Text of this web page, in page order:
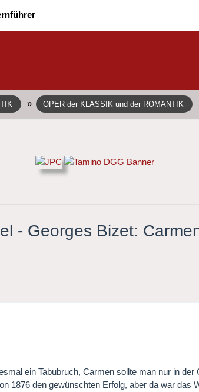
» OPER der KLASSIK und der ROMANTIK
- Georges Bizet:
ein Tabubruch, Carmen sollte man nur in
1876 den gewünschten Erfolg, aber da war